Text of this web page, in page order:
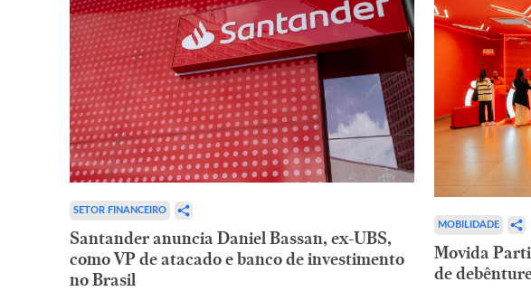
SETOR FINANCEIRO
Santander anuncia Daniel Bassan, ex-UBS,
como VP de atacado e banco de investimento
no Brasil
MOBILIDADE
Movida
de